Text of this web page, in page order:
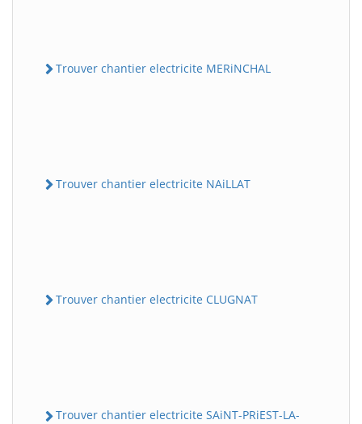
Trouver chantier electricite MERiNCHAL
Trouver chantier electricite NAiLLAT
Trouver chantier electricite CLUGNAT
Trouver chantier electricite SAiNT-PRiEST-LA-